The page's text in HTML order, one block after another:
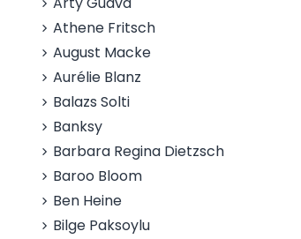
Athene Fritsch
August Macke
Aurélie Blanz
Balazs Solti
Banksy
Barbara Regina Dietzsch
Baroo Bloom
Ben Heine
Bilge Paksoylu